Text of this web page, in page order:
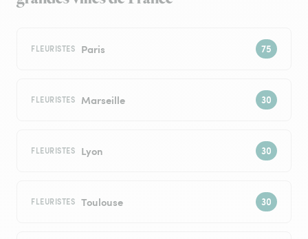
FLEURISTES Paris
FLEURISTES Marseille
FLEURISTES Lyon
FLEURISTES Toulouse